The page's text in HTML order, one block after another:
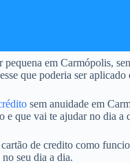
pequena em Carmópolis,
que poderia ser
sem anuidade em
e que vai te ajudar no dia a
de credito como
seu dia a dia.